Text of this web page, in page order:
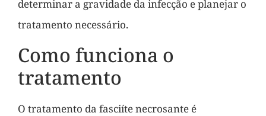
determinar a gravidade da infecção e planejar o
tratamento necessário.
Como funciona o
tratamento
O tratamento da fasciíte necrosante é